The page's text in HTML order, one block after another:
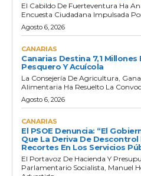
El Cabildo De Fuerteventura Ha
Encuesta Ciudadana Impulsada
Agosto 6, 2026
CANARIAS
Canarias Destina 7,1
Pesquero Y Acuícola
La Consejería De Agricultura,
Alimentaria Ha Resuelto La
Agosto 6, 2026
CANARIAS
El PSOE Denuncia: “El
Que La Deriva De
Recortes En Los Servicios
El Portavoz De Hacienda Y
Parlamentario Socialista, Manuel